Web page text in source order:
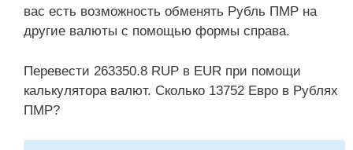
вас есть возможность обменять Рубль ПМР на
другие валюты с помощью формы справа.
Перевести 263350.8 RUP в EUR при помощи
калькулятора валют. Сколько 13752 Евро в Рублях
ПМР?